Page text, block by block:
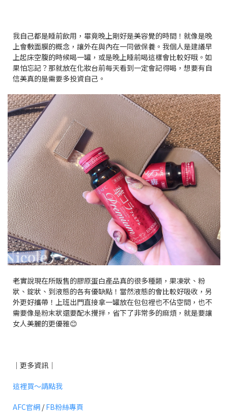
我自己都是睡前飲用，畢竟晚上剛好是美容覺的時間！就像是晚
上會敷面膜的概念，讓外在與內在一同做保養。我個人是建議早
上起床空腹的時候喝一罐，或是晚上睡前喝這樣會比較好哦。如
果怕忘記？那就放在化妝台前每天看到一定會記得喝，想要有自
信美真的是需要多投資自己。
老實說現在所販售的膠原蛋白產品真的很多種類，果凍狀、粉
狀、錠狀、到液態的各有優缺點！當然液態的會比較好吸收，另
外更好攜帶！上班出門直接拿一罐放在包包裡也不佔空間，也不
需要像是粉末狀還要配水攪拌，省下了非常多的麻煩，就是要讓
女人美麗的更優雅😊
｜更多資訊｜
這裡買～請點我
AFC官網 /FB粉絲專頁